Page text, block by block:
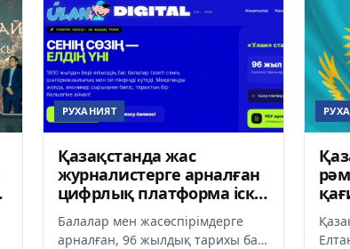
РУХАНИЯТ
Қазақстанда жас
журналистерге арналған
цифрлық платформа іске
Балалар мен жасөспірімдерге
арналған, 96 жылдық тарихы бар